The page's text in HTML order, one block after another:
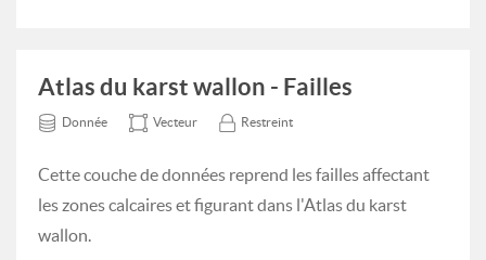
Atlas du karst wallon - Failles
Donnée Vecteur Restreint
Cette couche de données reprend les failles affectant
les zones calcaires et figurant dans l'Atlas du karst
wallon.